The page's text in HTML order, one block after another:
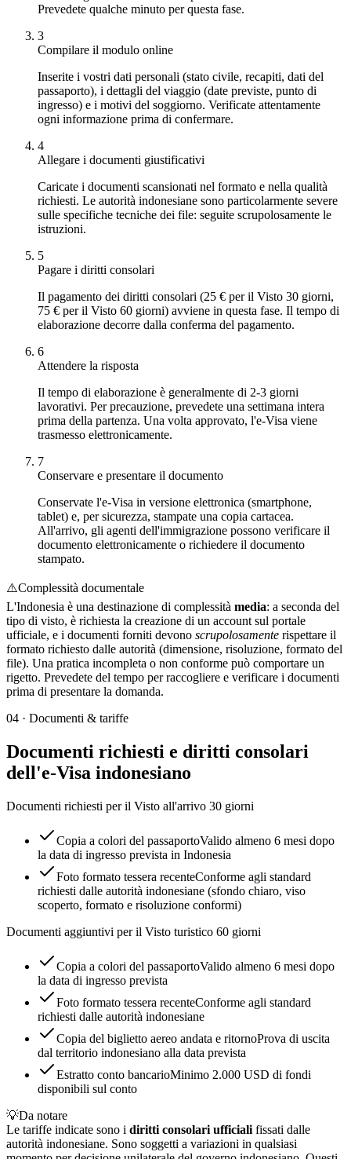
Prevedete qualche minuto per questa fase.
3
Compilare il modulo online
Inserite i vostri dati personali (stato civile, recapiti, dati del
passaporto), i dettagli del viaggio (date previste, punto di
ingresso) e i motivi del soggiorno. Verificate attentamente
ogni informazione prima di confermare.
4
Allegare i documenti giustificativi
Caricate i documenti scansionati nel formato e nella qualità
richiesti. Le autorità indonesiane sono particolarmente severe
sulle specifiche tecniche dei file: seguite scrupolosamente le
istruzioni.
5
Pagare i diritti consolari
Il pagamento dei diritti consolari (25 € per il Visto 30 giorni,
75 € per il Visto 60 giorni) avviene in questa fase. Il tempo di
elaborazione decorre dalla conferma del pagamento.
6
Attendere la risposta
Il tempo di elaborazione è generalmente di 2-3 giorni
lavorativi. Per precauzione, prevedete una settimana intera
prima della partenza. Una volta approvato, l'e-Visa viene
trasmesso elettronicamente.
7
Conservare e presentare il documento
Conservate l'e-Visa in versione elettronica (smartphone,
tablet) e, per sicurezza, stampate una copia cartacea.
All'arrivo, gli agenti dell'immigrazione possono verificare il
documento elettronicamente o richiedere il documento
stampato.
⚠️Complessità documentale
L'Indonesia è una destinazione di complessità media: a seconda del
tipo di visto, è richiesta la creazione di un account sul portale
ufficiale, e i documenti forniti devono scrupolosamente rispettare il
formato richiesto dalle autorità (dimensione, risoluzione, formato del
file). Una pratica incompleta o non conforme può comportare un
rigetto. Prevedete del tempo per raccogliere e verificare i documenti
prima di presentare la domanda.
04 · Documenti & tariffe
Documenti richiesti e diritti consolari
dell'e-Visa indonesiano
Documenti richiesti per il Visto all'arrivo 30 giorni
Copia a colori del passaportoValido almeno 6 mesi dopo
la data di ingresso prevista in Indonesia
Foto formato tessera recenteConforme agli standard
richiesti dalle autorità indonesiane (sfondo chiaro, viso
scoperto, formato e risoluzione conformi)
Documenti aggiuntivi per il Visto turistico 60 giorni
Copia a colori del passaportoValido almeno 6 mesi dopo
la data di ingresso prevista
Foto formato tessera recenteConforme agli standard
richiesti dalle autorità indonesiane
Copia del biglietto aereo andata e ritornoProva di uscita
dal territorio indonesiano alla data prevista
Estratto conto bancarioMinimo 2.000 USD di fondi
disponibili sul conto
💡Da notare
Le tariffe indicate sono i diritti consolari ufficiali fissati dalle
autorità indonesiane. Sono soggetti a variazioni in qualsiasi